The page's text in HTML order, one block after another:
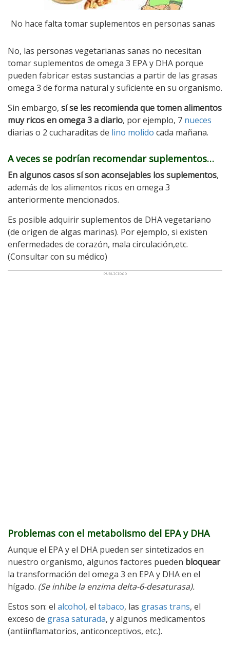
No hace falta tomar suplementos en personas sanas
No, las personas vegetarianas sanas no necesitan
tomar suplementos de omega 3 EPA y DHA porque
pueden fabricar estas sustancias a partir de las grasas
omega 3 de forma natural y suficiente en su organismo.
Sin embargo, sí se les recomienda que tomen alimentos
muy ricos en omega 3 a diario, por ejemplo, 7 nueces
diarias o 2 cucharaditas de lino molido cada mañana.
A veces se podrían recomendar suplementos…
En algunos casos sí son aconsejables los suplementos,
además de los alimentos ricos en omega 3
anteriormente mencionados.
Es posible adquirir suplementos de DHA vegetariano
(de origen de algas marinas). Por ejemplo, si existen
enfermedades de corazón, mala circulación,etc.
(Consultar con su médico)
Problemas con el metabolismo del EPA y DHA
Aunque el EPA y el DHA pueden ser sintetizados en
nuestro organismo, algunos factores pueden bloquear
la transformación del omega 3 en EPA y DHA en el
hígado. (Se inhibe la enzima delta-6-desaturasa).
Estos son: el alcohol, el tabaco, las grasas trans, el
exceso de grasa saturada, y algunos medicamentos
(antiinflamatorios, anticonceptivos, etc.).